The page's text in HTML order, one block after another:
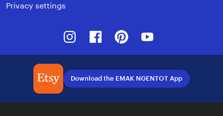
Privacy settings
InstagramFacebookPinterest
Download the EMAK NGENTOT App